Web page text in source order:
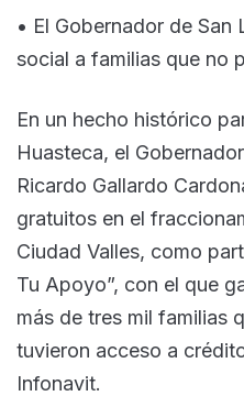
• El Gobernador de
social a familias que no
En un hecho histórico
Huasteca, el
Ricardo Gallardo
gratuitos en el
Ciudad Valles, como
Tu Apoyo”, con el que
más de tres mil familias
tuvieron acceso a
Infonavit.